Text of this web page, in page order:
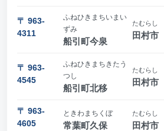
〒 963-
4311
ふねひきまちいまい
ずみ
船引町今泉
たむらし
田村市
〒 963-
4545
ふねひきまちきたう
つし
船引町北移
たむらし
田村市
〒 963-
4605
ときわまちくぼ
常葉町久保
たむらし
田村市